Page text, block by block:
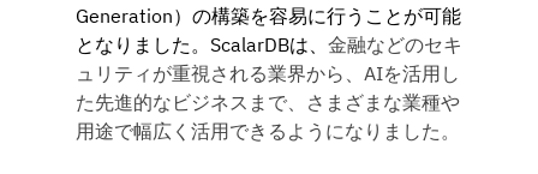
Generation）の構築を容易に行うことが可能
となりました。ScalarDBは、 金融などのセキ
ュリティが重視される業界から、AIを活用し
た先進的なビジネスまで、さまざまな業種や
用途で幅広く活用できるようになりました。